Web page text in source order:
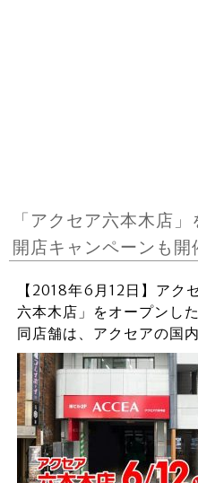
「アクセア六本木
開店キャンペーンも開
【2018年6月12日】アク
六本木店」をオープンした
同店舗は、アクセアの国